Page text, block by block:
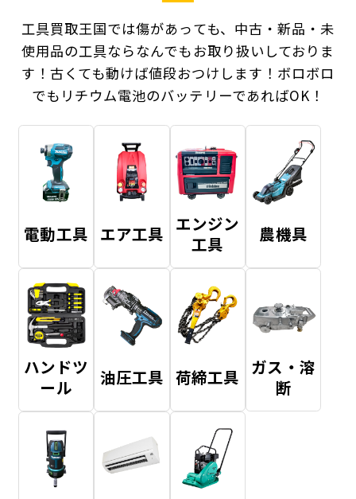
工具買取王国では傷があっても、中古・新品・未
使用品の工具ならなんでもお取り扱いしておりま
す！ 古くても動けば値段おつけします！ボロボロ
でもリチウム電池のバッテリーであればOK！
電動工具 エア工具 エンジン
工具
農機具
ハンドツ
ール
油圧工具 荷締工具 ガス・溶
断